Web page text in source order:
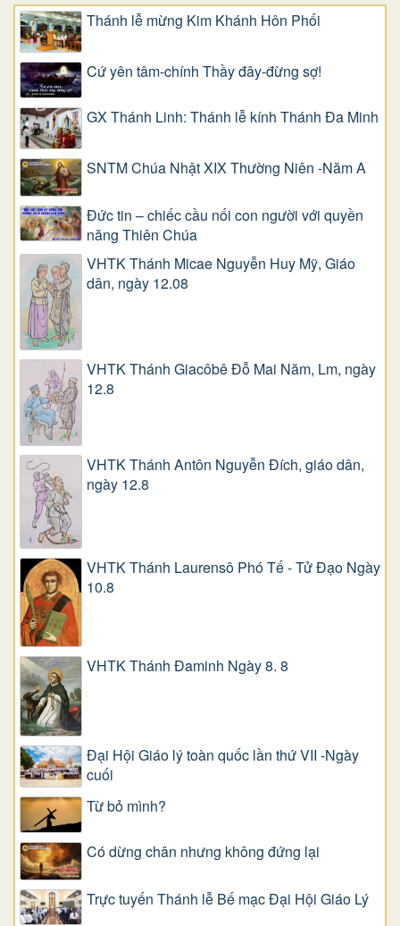
Thánh lễ mừng Kim Khánh Hôn Phối
Cứ yên tâm-chính Thầy đây-đừng sợ!
GX Thánh Linh: Thánh lễ kính Thánh Đa Minh
SNTM Chúa Nhật XIX Thường Niên -Năm A
Đức tin – chiếc cầu nối con người với quyền
năng Thiên Chúa
VHTK Thánh Micae Nguyễn Huy Mỹ, Giáo
dân, ngày 12.08
VHTK Thánh Giacôbê Ðỗ Mai Năm, Lm, ngày
12.8
VHTK Thánh Antôn Nguyễn Ðích, giáo dân,
ngày 12.8
VHTK Thánh Laurensô Phó Tế - Tử Đạo Ngày
10.8
VHTK Thánh Đaminh Ngày 8. 8
Đại Hội Giáo lý toàn quốc lần thứ VII -Ngày
cuối
Từ bỏ mình?
Có dừng chân nhưng không đứng lại
Trực tuyến Thánh lễ Bế mạc Đại Hội Giáo Lý